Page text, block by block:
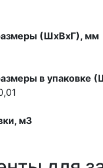
(ШхВхГ), мм
в упаковке
м3